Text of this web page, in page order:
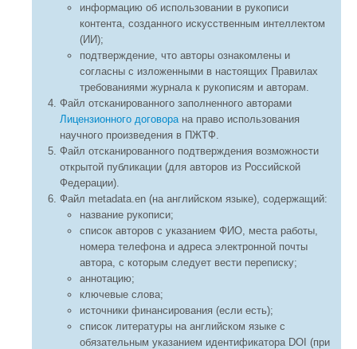
информацию об использовании в рукописи
контента, созданного искусственным интеллектом
(ИИ);
подтверждение, что авторы ознакомлены и
согласны с изложенными в настоящих Правилах
требованиями журнала к рукописям и авторам.
Файл отсканированного заполненного авторами
Лицензионного договорана право использования
научного произведения в ПЖТФ.
Файл отсканированного подтверждения возможности
открытой публикации (для авторов из Российской
Федерации).
Файл metadata.en (на английском языке), содержащий:
название рукописи;
список авторов с указанием ФИО, места работы,
номера телефона и адреса электронной почты
автора, с которым следует вести переписку;
аннотацию;
ключевые слова;
источники финансирования (если есть);
список литературы на английском языке с
обязательным указанием идентификатора DOI (при